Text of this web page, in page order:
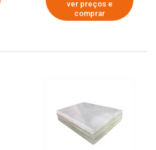
ver preços e
comprar